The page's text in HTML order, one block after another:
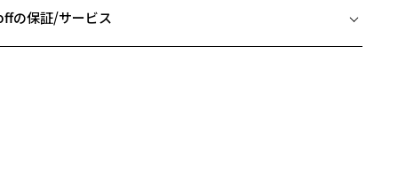
や色味の出方に個体差があり、画像と異なる場合がございます。
フレームとレンズの合計料金を知りたい方へ
の保証/サービス